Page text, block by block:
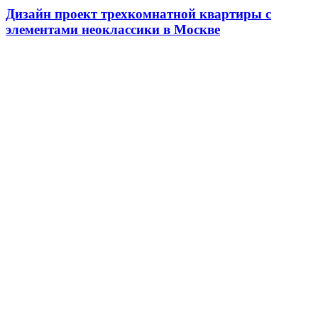
Дизайн проект трехкомнатной квартиры с
элементами неоклассики в Москве